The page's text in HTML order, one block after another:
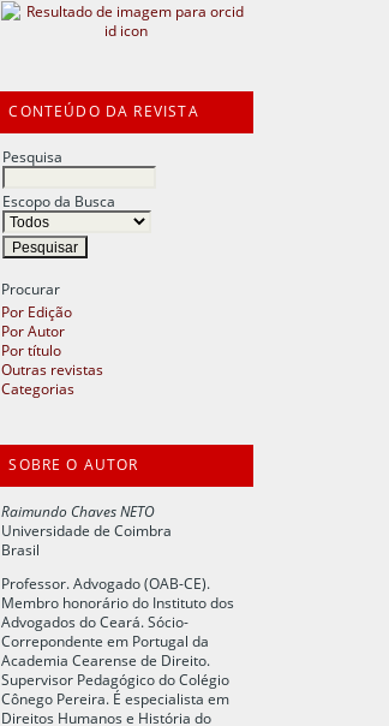
CONTEÚDO DA REVISTA
Pesquisa
Escopo da Busca
Procurar
Por Edição
Por Autor
Por título
Outras revistas
Categorias
SOBRE O AUTOR
Raimundo Chaves NETO
Universidade de Coimbra
Brasil
Professor. Advogado (OAB-CE).
Membro honorário do Instituto dos
Advogados do Ceará. Sócio-
Correpondente em Portugal da
Academia Cearense de Direito.
Supervisor Pedagógico do Colégio
Cônego Pereira. É especialista em
Direitos Humanos e História do